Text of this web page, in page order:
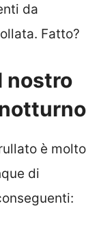
da
Fatto?
nostro
è molto
di